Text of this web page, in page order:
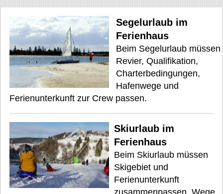
Segelurlaub im
Ferienhaus
Beim Segelurlaub müssen
Revier, Qualifikation,
Charterbedingungen,
Hafenwege und
Ferienunterkunft zur Crew passen.
Skiurlaub im
Ferienhaus
Beim Skiurlaub müssen
Skigebiet und
Ferienunterkunft
zusammenpassen. Wege,